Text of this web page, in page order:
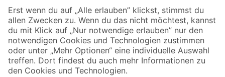
Sicher einkaufen
Jetzt die toom-App herunterladen